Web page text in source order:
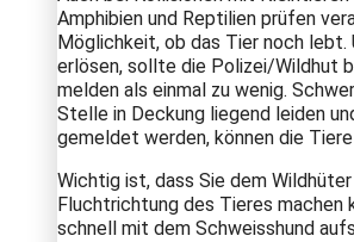
Amphibien und Reptilien prüfen
Möglichkeit, ob das Tier noch
erlösen, sollte die Polizei/Wildhut
melden als einmal zu wenig.
Stelle in Deckung liegend leiden
gemeldet werden, können die
Wichtig ist, dass Sie dem
Fluchtrichtung des Tieres
schnell mit dem Schweisshund